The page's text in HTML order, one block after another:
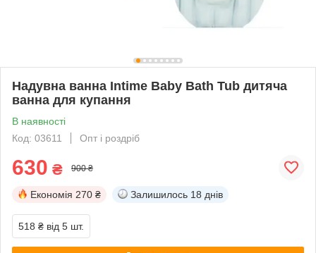
Надувна ванна Intime Baby Bath Tub дитяча
ванна для купання
В наявності
Код: 03611
Опт і роздріб
630 ₴ 900 ₴
Економія 270 ₴ Залишилось 18 днів
518 ₴ від 5 шт.